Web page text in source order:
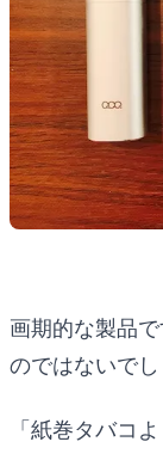
画期的な製品
のではないでし
「紙巻タバコ